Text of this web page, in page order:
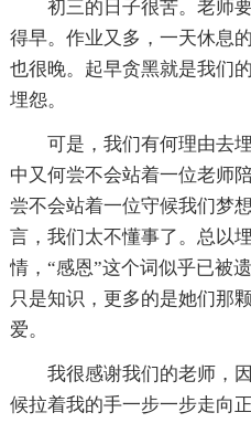
初三的日子很苦。老师
得早。作业又多，一天休息
也很晚。起早贪黑就是我们
埋怨。
可是，我们有何理由去
中又何尝不会站着一位老师
尝不会站着一位守候我们梦
言，我们太不懂事了。总以
情，“感恩”这个词似乎已被
只是知识，更多的是她们那
爱。
我很感谢我们的老师，
候拉着我的手一步一步走向